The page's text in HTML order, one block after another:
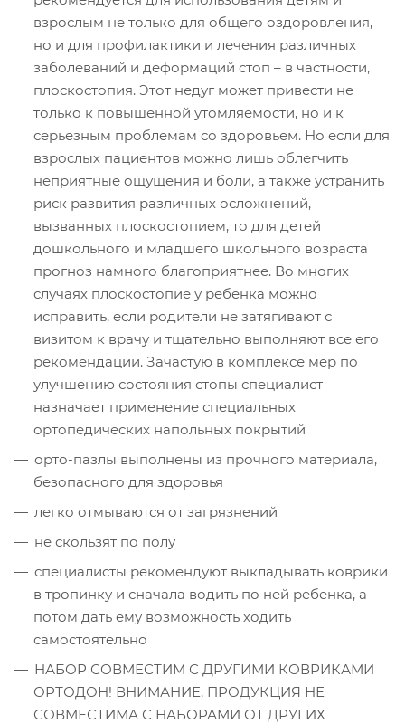
взрослым не только для общего оздоровления,
но и для профилактики и лечения различных
заболеваний и деформаций стоп – в частности,
плоскостопия. Этот недуг может привести не
только к повышенной утомляемости, но и к
серьезным проблемам со здоровьем. Но если для
взрослых пациентов можно лишь облегчить
неприятные ощущения и боли, а также устранить
риск развития различных осложнений,
вызванных плоскостопием, то для детей
дошкольного и младшего школьного возраста
прогноз намного благоприятнее. Во многих
случаях плоскостопие у ребенка можно
исправить, если родители не затягивают с
визитом к врачу и тщательно выполняют все его
рекомендации. Зачастую в комплексе мер по
улучшению состояния стопы специалист
назначает применение специальных
ортопедических напольных покрытий
орто-пазлы выполнены из прочного материала,
безопасного для здоровья
легко отмываются от загрязнений
не скользят по полу
специалисты рекомендуют выкладывать коврики
в тропинку и сначала водить по ней ребенка, а
потом дать ему возможность ходить
самостоятельно
НАБОР СОВМЕСТИМ С ДРУГИМИ КОВРИКАМИ
ОРТОДОН! ВНИМАНИЕ, ПРОДУКЦИЯ НЕ
СОВМЕСТИМА С НАБОРАМИ ОТ ДРУГИХ